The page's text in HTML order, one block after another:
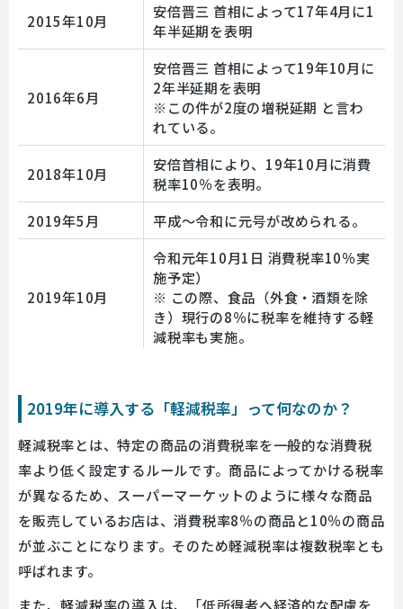
2015年10月
安倍晋三 首相によって17年4月に1
年半延期を表明
2016年6月
安倍晋三 首相によって19年10月に
2年半延期を表明
※この件が2度の増税延期 と言わ
れている。
2018年10月
安倍首相により、19年10月に消費
税率10％を表明。
2019年5月
平成～令和に元号が改められる。
2019年10月
令和元年10月1日 消費税率10％実
施予定）
※ この際、食品（外食・酒類を除
き）現行の8％に税率を維持する軽
減税率も実施。
2019年に導入する「軽減税率」って何なのか？
軽減税率とは、特定の商品の消費税率を一般的な消費税
率より低く設定するルールです。商品によってかける税率
が異なるため、スーパーマーケットのように様々な商品
を販売しているお店は、消費税率8％の商品と10％の商品
が並ぶことになります。そのため軽減税率は複数税率とも
呼ばれます。
また、軽減税率の導入は、「低所得者へ経済的な配慮を